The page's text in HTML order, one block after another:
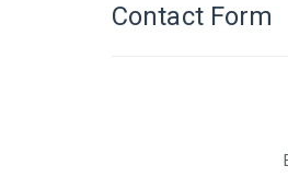
Contact Form